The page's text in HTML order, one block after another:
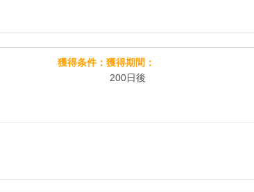
獲得条件
獲得期間
200日後